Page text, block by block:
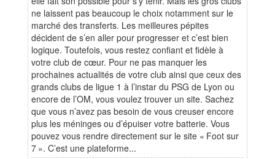
ne laissent pas beaucoup le choix notamment sur le
marché des transferts. Les meilleures pépites
décident de s’en aller pour progresser et c’est bien
logique. Toutefois, vous restez confiant et fidèle à
votre club de cœur. Pour ne pas manquer les
prochaines actualités de votre club ainsi que ceux des
grands clubs de ligue 1 à l’instar du PSG de Lyon ou
encore de l’OM, vous voulez trouver un site. Sachez
que vous n’avez pas besoin de vous creuser encore
plus les méninges ou d’épuiser votre batterie. Vous
pouvez vous rendre directement sur le site « Foot sur
7 ». C’est une plateforme...